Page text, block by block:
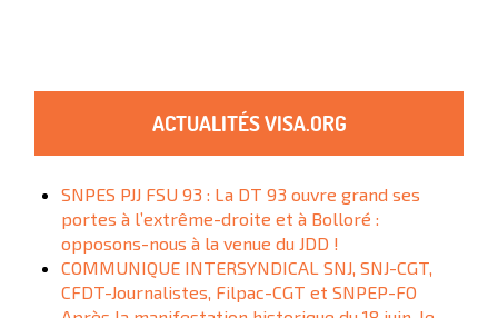
ACTUALITÉS VISA.ORG
SNPES PJJ FSU 93 : La DT 93 ouvre grand ses
portes à l’extrême-droite et à Bolloré :
opposons-nous à la venue du JDD !
COMMUNIQUE INTERSYNDICAL SNJ, SNJ-CGT,
CFDT-Journalistes, Filpac-CGT et SNPEP-FO